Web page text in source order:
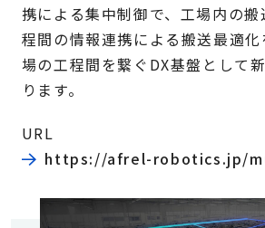
携による集中制御で、工場内の搬
程間の情報連携による搬送最適
場の工程間を繋ぐDX基盤として
ります。
URL
https://afrel-robotics.jp/